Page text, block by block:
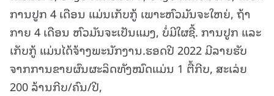
ການປູກ 4 ເດືອນ ແມ່ນເກັບກູ້ ເພາະຫົວມັນຈະໃຫຍ່, ຖ້າ
ກາຍ 4 ເດືອນ ຫົວມັນຈະເປັນແມງ, ບໍ່ມີໃຜຊື້. ການປູກ ແລະ
ເກັບກູ້ ແມ່ນໄດ້ຈ້າງພະນັກງານ.ຮອດປີ 2022 ມີລາຍຮັບ
ຈາກການຂາຍຜົນຜະລິດທັງໝົດແມ່ນ 1 ຕື້ກີບ, ສະເລ່ຍ
200 ລ້ານກີບ/ຄົນ/ປີ,